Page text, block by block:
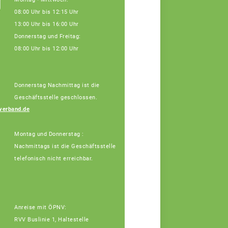
08:00 Uhr bis 12:15 Uhr
13:00 Uhr bis 16:00 Uhr
Donnerstag und Freitag:
08:00 Uhr bis 12:00 Uhr
Donnerstag Nachmittag ist die
Geschäftsstelle geschlossen.
Montag und Donnerstag :
Nachmittags ist die Geschäftsstelle
telefonisch nicht erreichbar.
Anreise mit ÖPNV:
RVV Buslinie 1, Haltestelle